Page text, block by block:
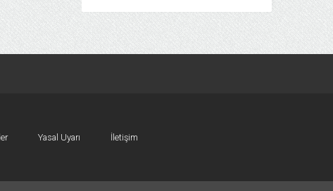
Yasal Uyarı İletişim